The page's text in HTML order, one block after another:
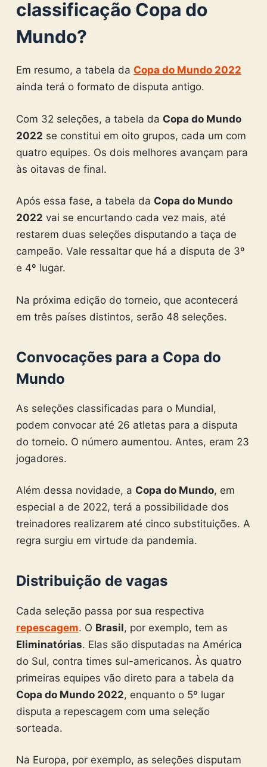
classificação Copa do
Mundo?
Em resumo, a tabela da Copa do Mundo 2022
ainda terá o formato de disputa antigo.
Com 32 seleções, a tabela da Copa do Mundo
2022 se constitui em oito grupos, cada um com
quatro equipes. Os dois melhores avançam para
às oitavas de final.
Após essa fase, a tabela da Copa do Mundo
2022 vai se encurtando cada vez mais, até
restarem duas seleções disputando a taça de
campeão. Vale ressaltar que há a disputa de 3º
e 4º lugar.
Na próxima edição do torneio, que acontecerá
em três países distintos, serão 48 seleções.
Convocações para a Copa do
Mundo
As seleções classificadas para o Mundial,
podem convocar até 26 atletas para a disputa
do torneio. O número aumentou. Antes, eram 23
jogadores.
Além dessa novidade, a Copa do Mundo, em
especial a de 2022, terá a possibilidade dos
treinadores realizarem até cinco substituições. A
regra surgiu em virtude da pandemia.
Distribuição de vagas
Cada seleção passa por sua respectiva
repescagem. O Brasil, por exemplo, tem as
Eliminatórias. Elas são disputadas na América
do Sul, contra times sul-americanos. Às quatro
primeiras equipes vão direto para a tabela da
Copa do Mundo 2022, enquanto o 5º lugar
disputa a repescagem com uma seleção
sorteada.
Na Europa, por exemplo, as seleções disputam